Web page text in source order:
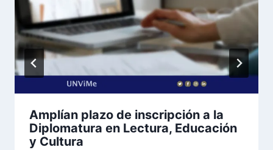
Amplían plazo de inscripción a la
Diplomatura en Lectura, Educación
y Cultura